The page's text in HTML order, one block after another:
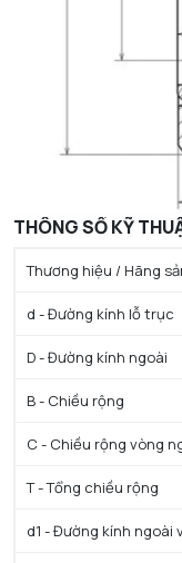
THÔNG SỐ KỸ
Thương hiệu / Hãng
d - Đường kính lỗ trục
D - Đường kính ngoài
B - Chiều rộng
C - Chiều rộng vòng
T - Tổng chiều rộng
d1 - Đường kính ngoài